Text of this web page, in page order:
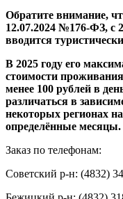
Обратите внимание,
12.07.2024 №176-ФЗ, с
вводится
В 2025 году его
стоимости
менее 100 рублей в
различаться в
некоторых регионах
определённые месяцы.
Заказ по телефонам:
Советский р-н: (4832)